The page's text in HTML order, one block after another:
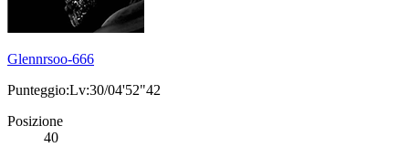
Glennrsoo-666
Punteggio:Lv:30/04'52"42
Posizione
40